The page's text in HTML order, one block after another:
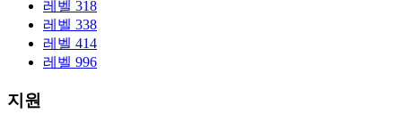
레벨 318
레벨 338
레벨 414
레벨 996
지원